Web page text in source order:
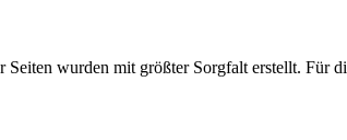
wurden mit größter Sorgfalt erstellt. Für